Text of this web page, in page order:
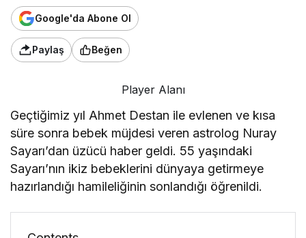
Google'da Abone Ol
Paylaş Beğen
Player Alanı
Geçtiğimiz yıl Ahmet Destan ile evlenen ve kısa
süre sonra bebek müjdesi veren astrolog Nuray
Sayarı’dan üzücü haber geldi. 55 yaşındaki
Sayarı’nın ikiz bebeklerini dünyaya getirmeye
hazırlandığı hamileliğinin sonlandığı öğrenildi.